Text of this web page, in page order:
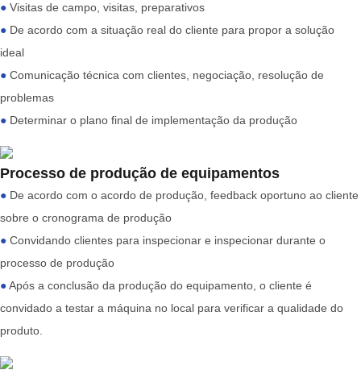
● Visitas de campo, visitas, preparativos
● De acordo com a situação real do cliente para propor a solução
ideal
● Comunicação técnica com clientes, negociação, resolução de
problemas
● Determinar o plano final de implementação da produção
Processo de produção de equipamentos
● De acordo com o acordo de produção, feedback oportuno ao cliente
sobre o cronograma de produção
● Convidando clientes para inspecionar e inspecionar durante o
processo de produção
●Após a conclusão da produção do equipamento, o cliente é
convidado a testar a máquina no local para verificar a qualidade do
produto.